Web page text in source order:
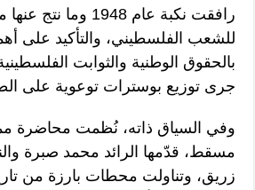
رافقت نكبة عام 1948
للشعب الفلسطيني، والتأكيد على
بالحقوق الوطنية والثوابت
جرى توزيع بوسترات توعوية على
وفي السياق ذاته، نُظمت محاضرة
مسقط، قدّمها الرائد محمد صبرة
زريق، وتناولت محطات بارزة من